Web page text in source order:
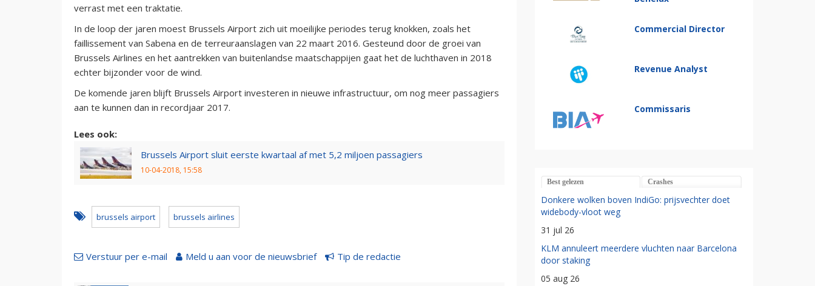
verrast met een traktatie.
In de loop der jaren moest Brussels Airport zich uit moeilijke periodes terug knokken, zoals het
faillissement van Sabena en de terreuraanslagen van 22 maart 2016. Gesteund door de groei van
Brussels Airlines en het aantrekken van buitenlandse maatschappijen gaat het de luchthaven in 2018
echter bijzonder voor de wind.
De komende jaren blijft Brussels Airport investeren in nieuwe infrastructuur, om nog meer passagiers
aan te kunnen dan in recordjaar 2017.
Lees ook:
Brussels Airport sluit eerste kwartaal af met 5,2 miljoen passagiers
10-04-2018, 15:58
brussels airport brussels airlines
Verstuur per e-mail Meld u aan voor de nieuwsbrief Tip de redactie
Commercial Director
Revenue Analyst
Commissaris
Best gelezen Crashes
Donkere wolken boven IndiGo: prijsvechter doet
widebody-vloot weg
31 jul 26
KLM annuleert meerdere vluchten naar Barcelona
door staking
05 aug 26